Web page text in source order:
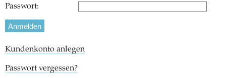
Passwort:
Kundenkonto anlegen
Passwort vergessen?